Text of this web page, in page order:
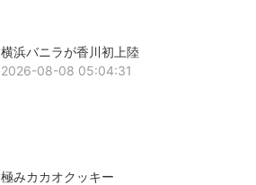
横浜バニラが香川初上陸
2026-08-08 05:04:31
極みカカオクッキー